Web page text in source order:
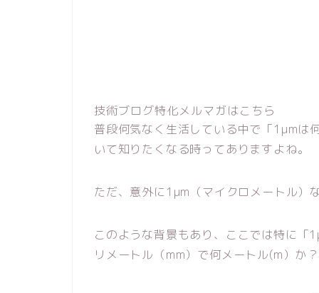
技術ブログ特化メルマガはこちら
普段何気なく生活している中で「1μmは
いて知りたくなる時ってありますよね。
ただ、意外に1μm（マイクロメートル
このような背景もあり、ここでは特に
リメートル（mm）で何メートル(m）か